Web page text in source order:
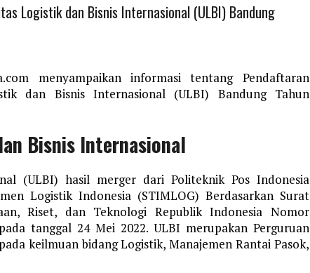
Logistik dan Bisnis Internasional (ULBI) Bandung
menyampaikan informasi tentang Pendaftaran
dan Bisnis Internasional (ULBI) Bandung Tahun
Bisnis Internasional
(ULBI) hasil merger dari Politeknik Pos Indonesia
Logistik Indonesia (STIMLOG) Berdasarkan Surat
Riset, dan Teknologi Republik Indonesia Nomor
tanggal 24 Mei 2022. ULBI merupakan Perguruan
keilmuan bidang Logistik, Manajemen Rantai Pasok,